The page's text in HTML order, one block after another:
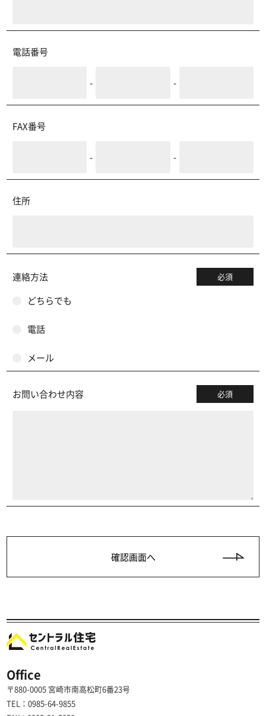
電話番号
- -
FAX番号
- -
住所
連絡方法 必須
どちらでも
電話
メール
お問い合わせ内容 必須
Office
〒880-0005 宮崎市南高松町6番23号
TEL：0985-64-9855